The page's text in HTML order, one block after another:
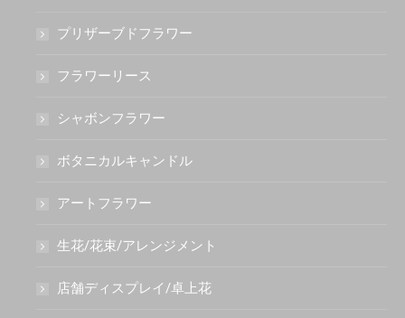
プリザーブドフラワー
フラワーリース
シャボンフラワー
ボタニカルキャンドル
アートフラワー
生花/花束/アレンジメント
店舗ディスプレイ/卓上花